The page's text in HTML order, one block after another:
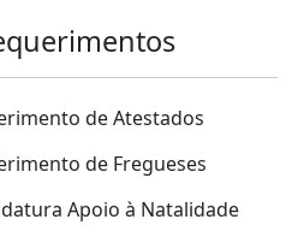
de Atestados
de Fregueses
Apoio à Natalidade